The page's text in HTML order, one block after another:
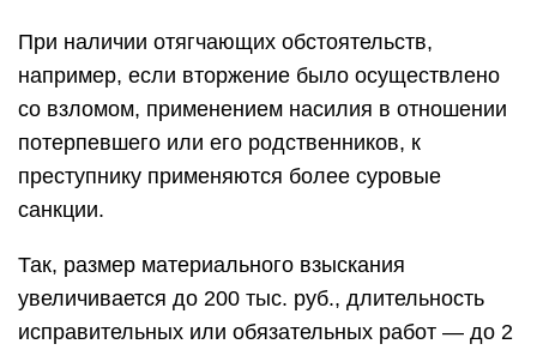
При наличии отягчающих обстоятельств,
например, если вторжение было осуществлено
со взломом, применением насилия в отношении
потерпевшего или его родственников, к
преступнику применяются более суровые
санкции.
Так, размер материального взыскания
увеличивается до 200 тыс. руб., длительность
исправительных или обязательных работ — до 2